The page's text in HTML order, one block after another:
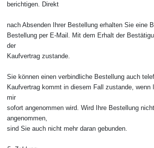
berichtigen. Direkt
nach Absenden Ihrer Bestellung erhalten Sie eine
Bestellung per E-Mail. Mit dem Erhalt der
der
Kaufvertrag zustande.
Sie können einen verbindliche Bestellung auch
Kaufvertrag kommt in diesem Fall zustande, wenn
mir
sofort angenommen wird. Wird Ihre Bestellung
angenommen,
sind Sie auch nicht mehr daran gebunden.